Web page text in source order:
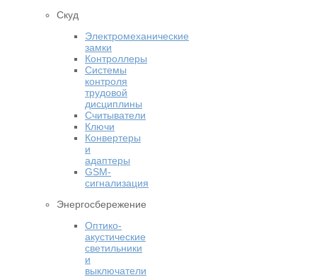
Скуд
Электромеханические
замки
Контроллеры
Системы
контроля
трудовой
дисциплины
Считыватели
Ключи
Конвертеры
и
адаптеры
GSM-
сигнализация
Энергосбережение
Оптико-
акустические
светильники
и
выключатели